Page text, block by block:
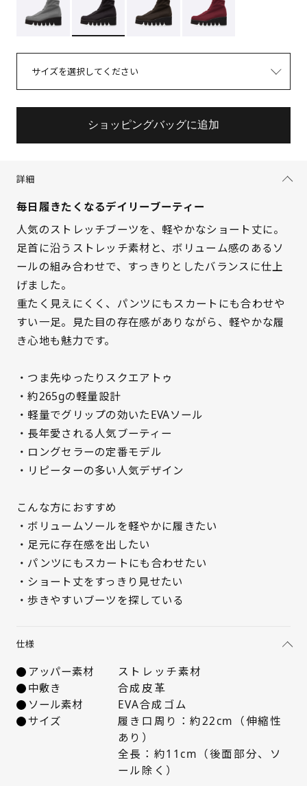
サイズを選択してください
サイズを選択してください
21.5cm △ 残りわずか
22cm △ 残りわずか
22.5cm × 在庫なし
23.5cm
24cm △ 残りわずか
24.5cm ○ 在庫あり
△ 残りわずか
ショッピングバッグに追加
詳細
毎日履きたくなるデイリーブーティー
人気のストレッチブーツを、軽やかなショート丈に。
足首に沿うストレッチ素材と、ボリューム感のあるソ
ールの組み合わせで、すっきりとしたバランスに仕上
げました。
重たく見えにくく、パンツにもスカートにも合わせや
すい一足。見た目の存在感がありながら、軽やかな履
き心地も魅力です。
・つま先ゆったりスクエアトゥ
・約265gの軽量設計
・軽量でグリップの効いたEVAソール
・長年愛される人気ブーティー
・ロングセラーの定番モデル
・リピーターの多い人気デザイン
こんな方におすすめ
・ボリュームソールを軽やかに履きたい
・足元に存在感を出したい
・パンツにもスカートにも合わせたい
・ショート丈をすっきり見せたい
・歩きやすいブーツを探している
仕様
アッパー素材
ストレッチ素材
中敷き
合成皮革
ソール素材
EVA合成ゴム
サイズ
履き口周り：約22cm（伸縮性
あり）
全長：約11cm（後面部分、ソ
ール除く）